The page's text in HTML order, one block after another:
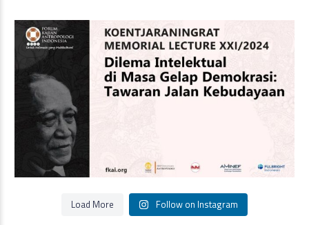
Oleh Prof Dr. Sulistyowati Irianto
Saat ini ...
Load More Follow on Instagram